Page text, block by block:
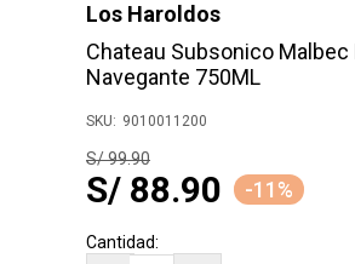
Los Haroldos
Chateau Subsonico
Navegante 750ML
9010011200
S/ 99.90
S/ 88.90 -11%